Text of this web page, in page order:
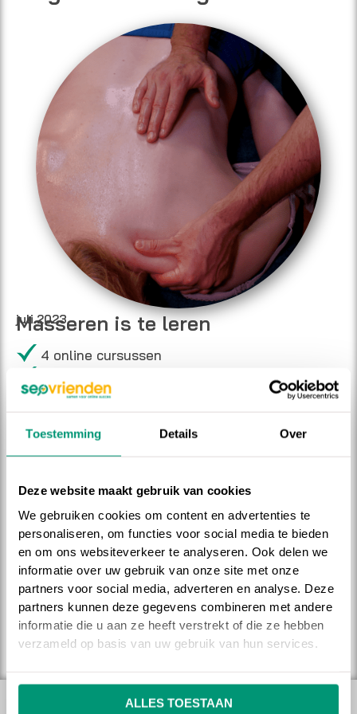
Toestemming Details Over
Deze website maakt gebruik van cookies
We gebruiken cookies om content en advertenties te
personaliseren, om functies voor social media te bieden
en om ons websiteverkeer te analyseren. Ook delen we
informatie over uw gebruik van onze site met onze
partners voor social media, adverteren en analyse. Deze
partners kunnen deze gegevens combineren met andere
informatie die u aan ze heeft verstrekt of die ze hebben
verzameld op basis van uw gebruik van hun services.
ALLES TOESTAAN
juli 2023
Masseren is te leren
4 online cursussen
Inlogomgeving voor cursisten
Downloadbaar e-book
Veilig betalen met Ideal
GA NAAR CASE
BEKIJK ALLE CASES
Hayo